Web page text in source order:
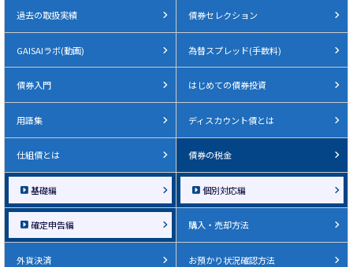
過去の取扱実績 債券セレクション
GAISAIラボ(動画) 為替スプレッド(手数料)
債券入門 はじめての債券投資
用語集 ディスカウント債とは
仕組債とは 債券の税金
基礎編 個別対応編
確定申告編 購入・売却方法
外貨決済 お預かり状況確認方法